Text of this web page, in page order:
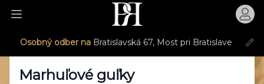
Otvoriť menu
Osobný odber na Bratislavská 67, Most pri Bratislave
Marhuľové guľky